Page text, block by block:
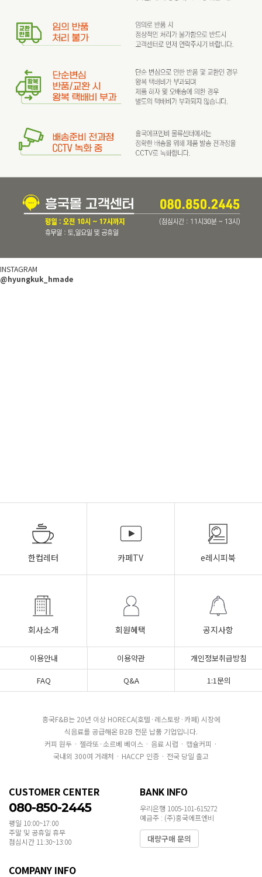
INSTAGRAM
@hyungkuk_hmade
한컵레터 카페TV e레시피북
회사소개 회원혜택 공지사항
이용안내 이용약관
개인정보취급방침
FAQ
Q&A 1:1문의
흥국F&B는 20년 이상 HORECA(호텔·레스토랑·카페) 시장에
식음료를 공급해온 B2B 전문 납품 기업입니다.
커피 원두 · 젤라또·소르베 베이스 · 음료 시럽 · 캡슐커피 ·
국내외 300여 거래처 · HACCP 인증 · 전국 당일 출고
CUSTOMER CENTER
080-850-2445
평일 10:00~17:00
주말 및 공휴일 휴무
점심시간 11:30~13:00
BANK INFO
우리은행 1005-101-615272
예금주 : (주)흥국에프엔비
대량구매 문의
COMPANY INFO